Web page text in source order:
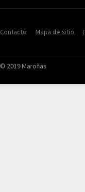
Contacto Mapa de sitio
© 2019 Maroñas